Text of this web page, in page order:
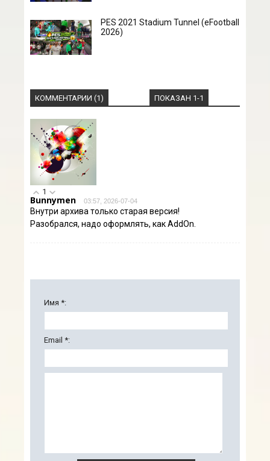
PES 2021 Stadium Tunnel (eFootball
2026)
КОММЕНТАРИИ (1) ПОКАЗАН 1-1
1
Bunnymen 03:57, 2026-07-04
Внутри архива только старая версия!
Разобрался, надо оформлять, как AddOn.
Имя *:
Email *: